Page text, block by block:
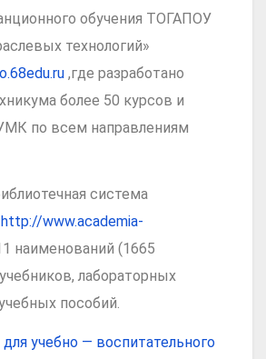
обучения ТОГАПОУ
технологий»
,где разработано
более 50 курсов и
по всем направлениям
система
http://www.academia-
наименований (1665
лабораторных
пособий.
учебно — воспитательного